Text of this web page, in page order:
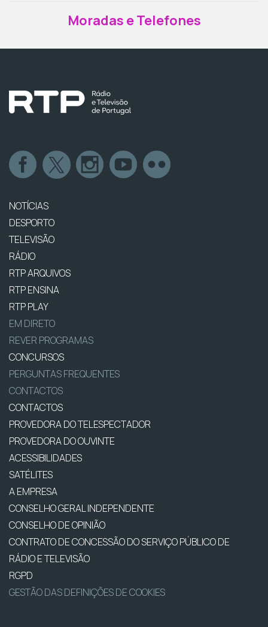
Moradas e Telefones
NOTÍCIAS
DESPORTO
TELEVISÃO
RÁDIO
RTP ARQUIVOS
RTP ENSINA
RTP PLAY
EM DIRETO
REVER PROGRAMAS
CONCURSOS
PERGUNTAS FREQUENTES
CONTACTOS
CONTACTOS
PROVEDORA DO TELESPECTADOR
PROVEDORA DO OUVINTE
ACESSIBILIDADES
SATÉLITES
A EMPRESA
CONSELHO GERAL INDEPENDENTE
CONSELHO DE OPINIÃO
CONTRATO DE CONCESSÃO DO SERVIÇO PÚBLICO DE
RÁDIO E TELEVISÃO
RGPD
GESTÃO DAS DEFINIÇÕES DE COOKIES